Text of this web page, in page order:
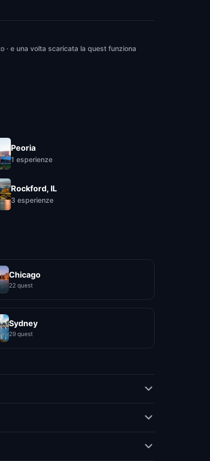
· e una volta scaricata la quest funziona
Peoria
1 esperienze
Rockford, IL
3 esperienze
Chicago
22 quest
Sydney
29 quest